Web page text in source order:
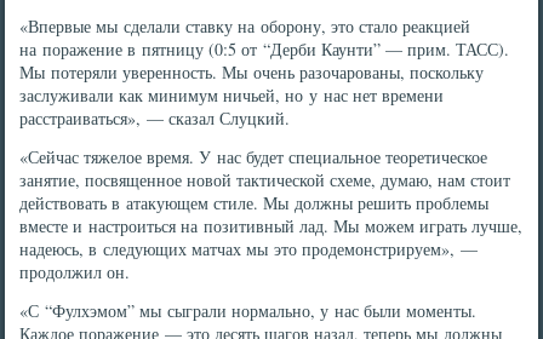
«Впервые мы сделали ставку на оборону, это стало реакцией
на поражение в пятницу (0:5 от “Дерби Каунти” — прим. ТАСС).
Мы потеряли уверенность. Мы очень разочарованы, поскольку
заслуживали как минимум ничьей, но у нас нет времени
расстраиваться», — сказал Слуцкий.
«Сейчас тяжелое время. У нас будет специальное теоретическое
занятие, посвященное новой тактической схеме, думаю, нам стоит
действовать в атакующем стиле. Мы должны решить проблемы
вместе и настроиться на позитивный лад. Мы можем играть лучше,
надеюсь, в следующих матчах мы это продемонстрируем», —
продолжил он.
«С “Фулхэмом” мы сыграли нормально, у нас были моменты.
Каждое поражение — это десять шагов назад, теперь мы должны